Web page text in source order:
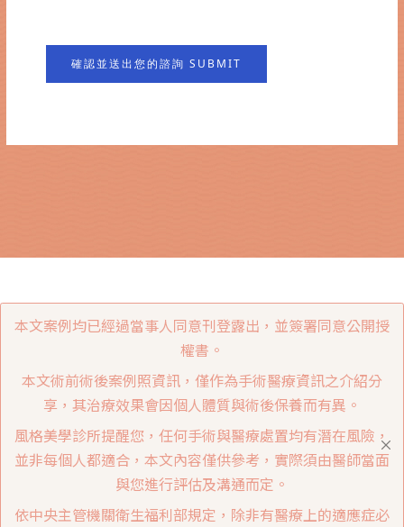
確認並送出您的諮詢 SUBMIT
本文案例均已經過當事人同意刊登露出，並簽署同意公開授
權書。
本文術前術後案例照資訊，僅作為手術醫療資訊之介紹分
享，其治療效果會因個人體質與術後保養而有異。
風格美學診所提醒您，任何手術與醫療處置均有潛在風險，
並非每個人都適合，本文內容僅供參考，實際須由醫師當面
與您進行評估及溝通而定。
依中央主管機關衛生福利部規定，除非有醫療上的適應症必